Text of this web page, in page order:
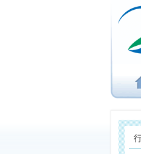
ビ
を
ば
す